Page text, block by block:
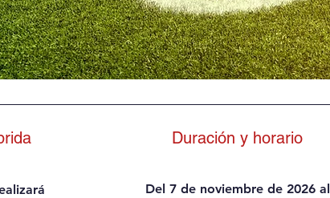
Duración y horario
Del 7 de noviembre de 2026 al